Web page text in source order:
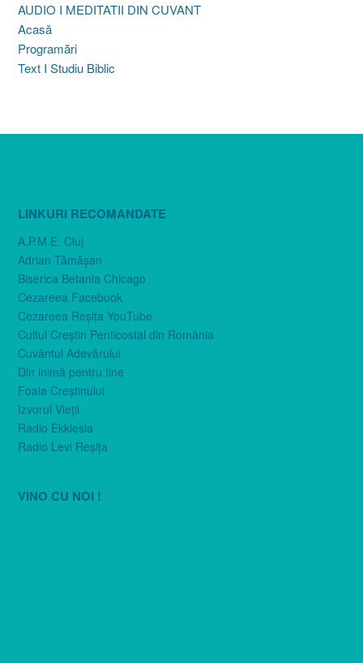
AUDIO I MEDITATII DIN CUVANT
Acasă
Programări
Text I Studiu Biblic
LINKURI RECOMANDATE
A.P.M.E. Cluj
Adrian Tămăşan
Biserica Betania Chicago
Cezareea Facebook
Cezareea Reşiţa YouTube
Cultul Creştin Penticostal din România
Cuvântul Adevărului
Din inimă pentru tine
Foaia Creştinului
Izvorul Vieţii
Radio Ekklesia
Radio Levi Reşiţa
VINO CU NOI !